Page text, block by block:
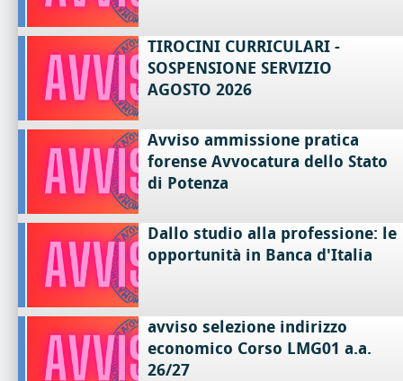
TIROCINI CURRICULARI -
SOSPENSIONE SERVIZIO
AGOSTO 2026
Avviso ammissione pratica
forense Avvocatura dello Stato
di Potenza
Dallo studio alla professione: le
opportunità in Banca d'Italia
avviso selezione indirizzo
economico Corso LMG01 a.a.
26/27